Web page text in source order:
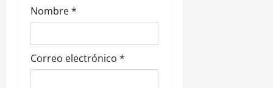
Nombre*
Correo electrónico *